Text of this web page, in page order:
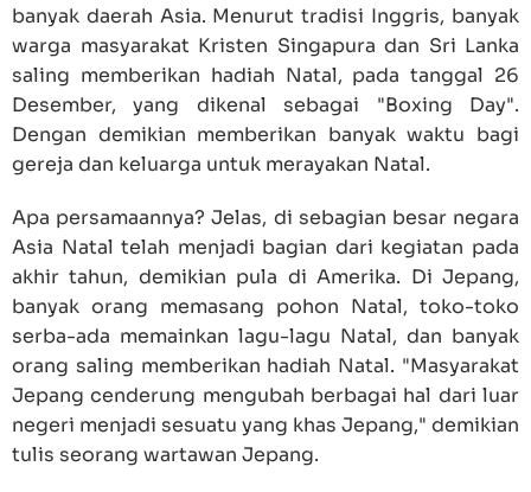
banyak daerah Asia. Menurut tradisi Inggris, banyak
warga masyarakat Kristen Singapura dan Sri Lanka
saling memberikan hadiah Natal, pada tanggal 26
Desember, yang dikenal sebagai "Boxing Day".
Dengan demikian memberikan banyak waktu bagi
gereja dan keluarga untuk merayakan Natal.
Apa persamaannya? Jelas, di sebagian besar negara
Asia Natal telah menjadi bagian dari kegiatan pada
akhir tahun, demikian pula di Amerika. Di Jepang,
banyak orang memasang pohon Natal, toko-toko
serba-ada memainkan lagu-lagu Natal, dan banyak
orang saling memberikan hadiah Natal. "Masyarakat
Jepang cenderung mengubah berbagai hal dari luar
negeri menjadi sesuatu yang khas Jepang," demikian
tulis seorang wartawan Jepang.